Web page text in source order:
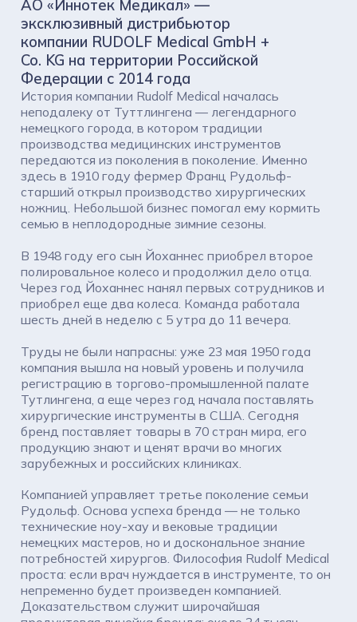
ЛОР-эндоскопия
Принадлежности для стерилизации и
хранения
Контейнеры для стерилизации
Чашки, лотки
АО «Иннотек Медикал» —
эксклюзивный дистрибьютор
компании RUDOLF Medical GmbH +
Co. KG на территории Российской
Федерации с 2014 года
История компании Rudolf Medical началась
неподалеку от Туттлингена — легендарного
немецкого города, в котором традиции
производства медицинских инструментов
передаются из поколения в поколение. Именно
здесь в 1910 году фермер Франц Рудольф-
старший открыл производство хирургических
ножниц. Небольшой бизнес помогал ему кормить
семью в неплодородные зимние сезоны.
В 1948 году его сын Йоханнес приобрел второе
полировальное колесо и продолжил дело отца.
Через год Йоханнес нанял первых сотрудников и
приобрел еще два колеса. Команда работала
шесть дней в неделю с 5 утра до 11 вечера.
Труды не были напрасны: уже 23 мая 1950 года
компания вышла на новый уровень и получила
регистрацию в торгово-промышленной палате
Тутлингена, а еще через год начала поставлять
хирургические инструменты в США. Сегодня
бренд поставляет товары в 70 стран мира, его
продукцию знают и ценят врачи во многих
зарубежных и российских клиниках.
Компанией управляет третье поколение семьи
Рудольф. Основа успеха бренда — не только
технические ноу-хау и вековые традиции
немецких мастеров, но и доскональное знание
потребностей хирургов. Философия Rudolf Medical
проста: если врач нуждается в инструменте, то он
непременно будет произведен компанией.
Доказательством служит широчайшая